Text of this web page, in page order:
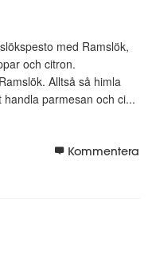
med Ramslök,
och citron.
Alltså så himla
parmesan och ci...
Kommentera